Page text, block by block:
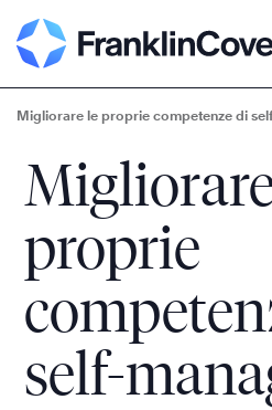
Migliorare le proprie competenze di
proprie
self-